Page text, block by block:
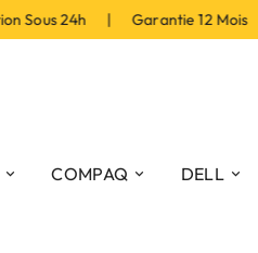
24h | Garantie 12 Mois |
COMPAQ DELL